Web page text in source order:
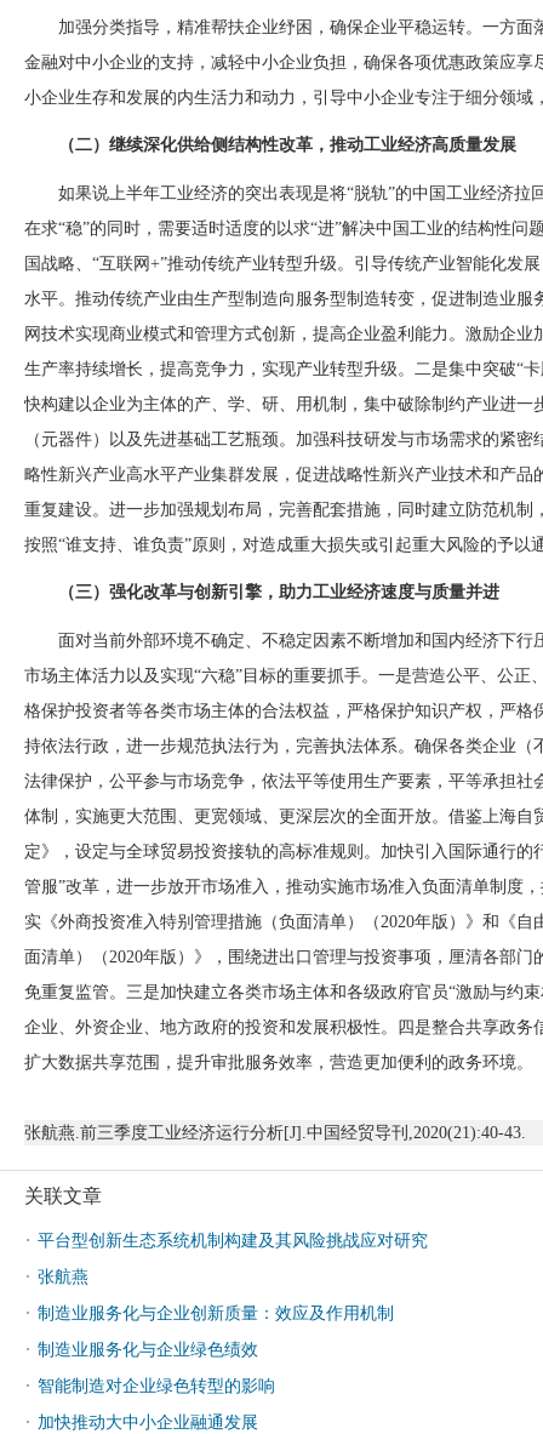
加强分类指导，精准帮扶企业纾困，确保企业平稳运转。一方
金融对中小企业的支持，减轻中小企业负担，确保各项优惠政策应
小企业生存和发展的内生活力和动力，引导中小企业专注于细分领域
（二）继续深化供给侧结构性改革，推动工业经济高质量发展
如果说上半年工业经济的突出表现是将“脱轨”的中国工业经济拉
在求“稳”的同时，需要适时适度的以求“进”解决中国工业的结构性
国战略、“互联网+”推动传统产业转型升级。引导传统产业智能化发
水平。推动传统产业由生产型制造向服务型制造转变，促进制造业
网技术实现商业模式和管理方式创新，提高企业盈利能力。激励企
生产率持续增长，提高竞争力，实现产业转型升级。二是集中突破“
快构建以企业为主体的产、学、研、用机制，集中破除制约产业进
（元器件）以及先进基础工艺瓶颈。加强科技研发与市场需求的紧
略性新兴产业高水平产业集群发展，促进战略性新兴产业技术和产
重复建设。进一步加强规划布局，完善配套措施，同时建立防范机
按照“谁支持、谁负责”原则，对造成重大损失或引起重大风险的予以
（三）强化改革与创新引擎，助力工业经济速度与质量并进
面对当前外部环境不确定、不稳定因素不断增加和国内经济下
市场主体活力以及实现“六稳”目标的重要抓手。一是营造公平、公
格保护投资者等各类市场主体的合法权益，严格保护知识产权，严
持依法行政，进一步规范执法行为，完善执法体系。确保各类企业
法律保护，公平参与市场竞争，依法平等使用生产要素，平等承担
体制，实施更大范围、更宽领域、更深层次的全面开放。借鉴上海
定》，设定与全球贸易投资接轨的高标准规则。加快引入国际通行
管服”改革，进一步放开市场准入，推动实施市场准入负面清单制度
实《外商投资准入特别管理措施（负面清单）（2020年版）》和《
面清单）（2020年版）》，围绕进出口管理与投资事项，厘清各部
免重复监管。三是加快建立各类市场主体和各级政府官员“激励与约
企业、外资企业、地方政府的投资和发展积极性。四是整合共享政
扩大数据共享范围，提升审批服务效率，营造更加便利的政务环境。
张航燕.前三季度工业经济运行分析[J].中国经贸导刊,2020(21):40-43.
关联文章
· 平台型创新生态系统机制构建及其风险挑战应对研究
· 张航燕
· 制造业服务化与企业创新质量：效应及作用机制
· 制造业服务化与企业绿色绩效
· 智能制造对企业绿色转型的影响
· 加快推动大中小企业融通发展